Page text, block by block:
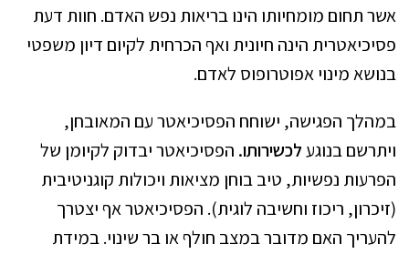
אשר תחום מומחיותו הינו בריאות נפש האדם. חוות דעת
פסיכיאטרית הינה חיונית ואף הכרחית לקיום דיון משפטי
בנושא מינוי אפוטרופוס לאדם.
במהלך הפגישה, ישוחח הפסיכיאטר עם המאובחן,
ויתרשם בנוגעלכשירותו. הפסיכיאטר יבדוק לקיומן של
הפרעות נפשיות, טיב בוחן מציאות ויכולות קוגניטיבית
(זיכרון, ריכוז וחשיבה לוגית). הפסיכיאטר אף יצטרך
להעריך האם מדובר במצב חולף או בר שינוי. במידת